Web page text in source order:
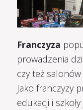
Franczyza
prowadzenia
czy też
Jako franczyzy
edukacji i